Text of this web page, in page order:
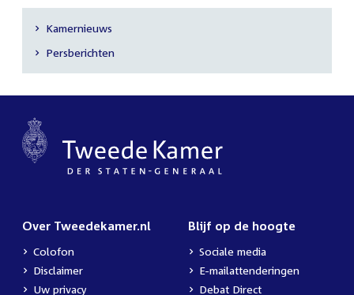
Secundaire
navigatie
Kamernieuws
Persberichten
Over Tweedekamer.nl
Colofon
Disclaimer
Uw privacy
Blijf op de hoogte
Sociale media
E-mailattenderingen
Debat Direct